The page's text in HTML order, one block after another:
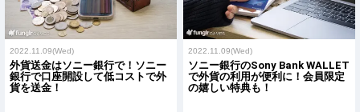
2022.11.09(Wed)
外貨送金はソニー銀行で！ソニー
銀行で口座開設して低コストで外
貨を送金！
2022.11.09(Wed)
ソニー銀行のSony Bank WALLET
で外貨の利用が便利に！会員限定
の嬉しい特典も！